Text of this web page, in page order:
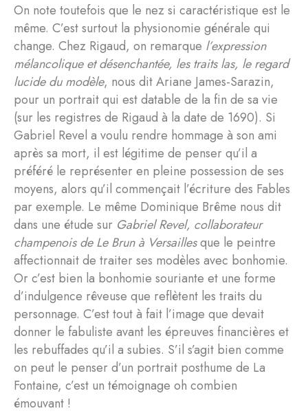
On note toutefois que le nez si caractéristique est le
même. C’est surtout la physionomie générale qui
change. Chez Rigaud, on remarque l’expression
mélancolique et désenchantée, les traits las, le regard
lucide du modèle, nous dit Ariane James-Sarazin,
pour un portrait qui est datable de la fin de sa vie
(sur les registres de Rigaud à la date de 1690). Si
Gabriel Revel a voulu rendre hommage à son ami
après sa mort, il est légitime de penser qu’il a
préféré le représenter en pleine possession de ses
moyens, alors qu’il commençait l’écriture des Fables
par exemple. Le même Dominique Brême nous dit
dans une étude sur Gabriel Revel, collaborateur
champenois de Le Brun à Versaillesque le peintre
affectionnait de traiter ses modèles avec bonhomie.
Or c’est bien la bonhomie souriante et une forme
d’indulgence rêveuse que reflètent les traits du
personnage. C’est tout à fait l’image que devait
donner le fabuliste avant les épreuves financières et
les rebuffades qu’il a subies. S’il s’agit bien comme
on peut le penser d’un portrait posthume de La
Fontaine, c’est un témoignage oh combien
émouvant !